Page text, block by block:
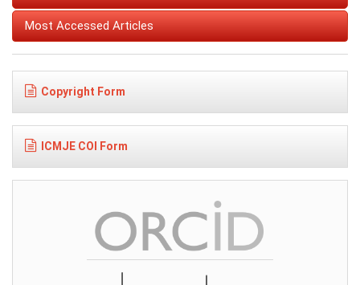
Most Accessed Articles
Copyright Form
ICMJE COI Form